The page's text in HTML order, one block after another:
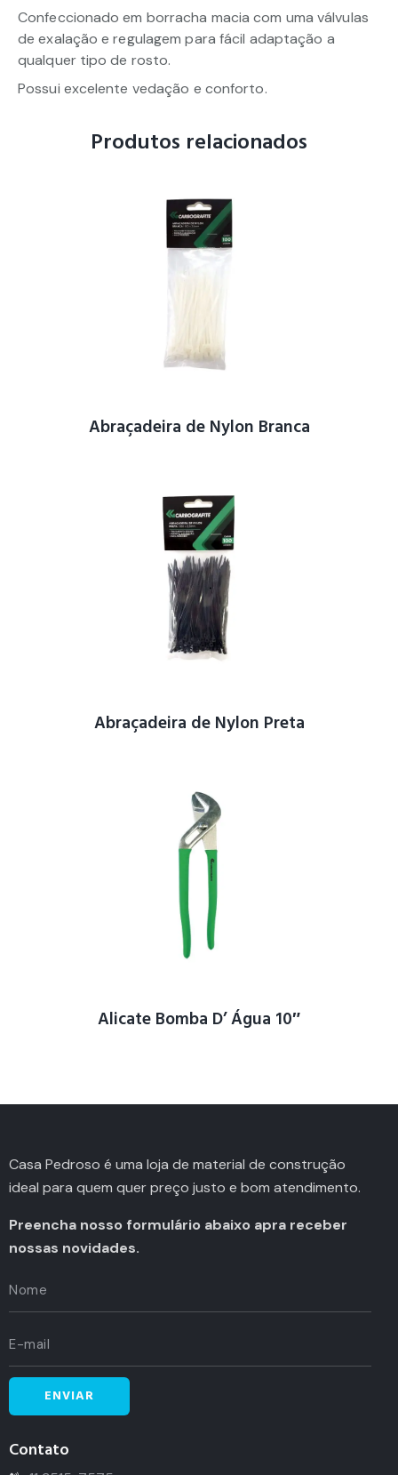
Confeccionado em borracha macia com uma válvulas
de exalação e regulagem para fácil adaptação a
qualquer tipo de rosto.
Possui excelente vedação e conforto.
Produtos relacionados
Abraçadeira de Nylon Branca
Abraçadeira de Nylon Preta
Alicate Bomba D’ Água 10″
Casa Pedroso é uma loja de material de construção
ideal para quem quer preço justo e bom atendimento.
Preencha nosso formulário abaixo apra receber
nossas novidades.
Contato